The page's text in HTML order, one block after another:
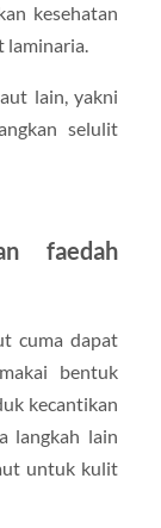
kesehatan
laminaria.
lain, yakni
selulit
faedah
cuma dapat
bentuk
kecantikan
langkah lain
untuk kulit